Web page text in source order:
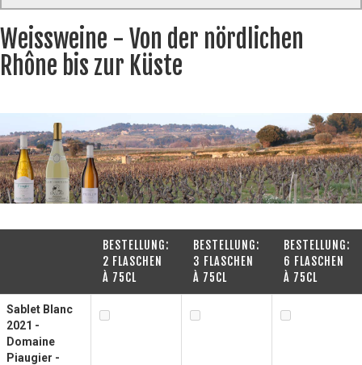
Weissweine - Von der nördlichen
Rhône bis zur Küste
BESTELLUNG:
2 FLASCHEN
À 75CL
BESTELLUNG:
3 FLASCHEN
À 75CL
BESTELLUNG:
6 FLASCHEN
À 75CL
Sablet Blanc
2021 -
Domaine
Piaugier -